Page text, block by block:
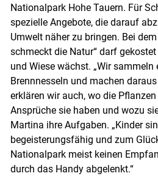
Nationalpark Hohe Tauern. Für
spezielle Angebote, die darauf
Umwelt näher zu bringen. Bei
schmeckt die Natur“ darf
und Wiese wächst. „Wir
Brennnesseln und machen
erklären wir auch, wo die
Ansprüche sie haben und wozu
Martina ihre Aufgaben. „Kinder
begeisterungsfähig und zum
Nationalpark meist keinen
durch das Handy abgelenkt.“